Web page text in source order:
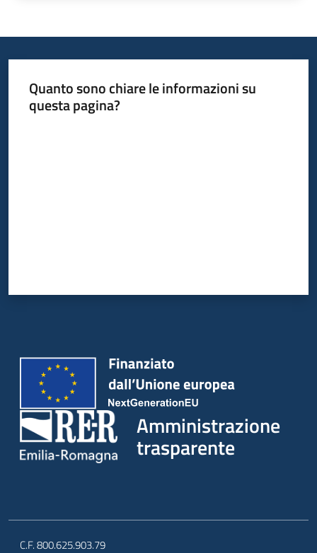
Quanto sono chiare le informazioni su
questa pagina?
Amministrazione
trasparente
C.F. 800.625.903.79